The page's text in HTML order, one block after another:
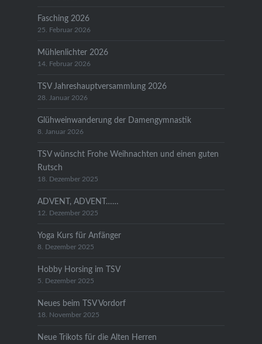
Fasching 2026
25. Februar 2026
Mühlenlichter 2026
14. Februar 2026
TSV Jahreshauptversammlung 2026
28. Januar 2026
Glühweinwanderung der Damengymnastik
8. Januar 2026
TSV wünscht Frohe Weihnachten und einen guten
Rutsch
18. Dezember 2025
ADVENT, ADVENT……
12. Dezember 2025
Yoga Kurs für Anfänger
8. Dezember 2025
Hobby Horsing im TSV
5. Dezember 2025
Neues beim TSV Vordorf
18. November 2025
Neue Trikots für die Alten Herren